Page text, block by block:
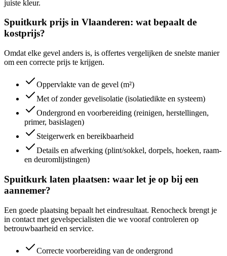
juiste kleur.
Spuitkurk prijs in Vlaanderen: wat bepaalt de
kostprijs?
Omdat elke gevel anders is, is offertes vergelijken de snelste manier
om een correcte prijs te krijgen.
Oppervlakte van de gevel (m²)
Met of zonder gevelisolatie (isolatiedikte en systeem)
Ondergrond en voorbereiding (reinigen, herstellingen,
primer, basislagen)
Steigerwerk en bereikbaarheid
Details en afwerking (plint/sokkel, dorpels, hoeken, raam-
en deuromlijstingen)
Spuitkurk laten plaatsen: waar let je op bij een
aannemer?
Een goede plaatsing bepaalt het eindresultaat. Renocheck brengt je
in contact met gevelspecialisten die we vooraf controleren op
betrouwbaarheid en service.
Correcte voorbereiding van de ondergrond